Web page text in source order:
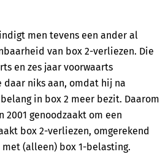
men tevens een ander al
van box 2-verliezen. Die
en zes jaar voorwaarts
niks aan, omdat hij na
in box 2 meer bezit. Daarom
genoodzaakt om een
box 2-verliezen, omgerekend
(alleen) box 1-belasting.